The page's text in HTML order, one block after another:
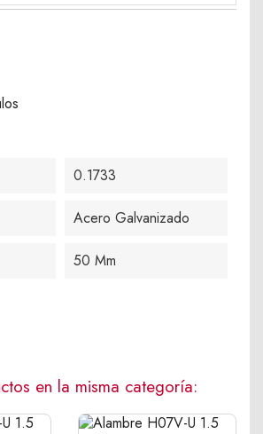
0.1733
Acero Galvanizado
50 Mm
en la misma categoría: